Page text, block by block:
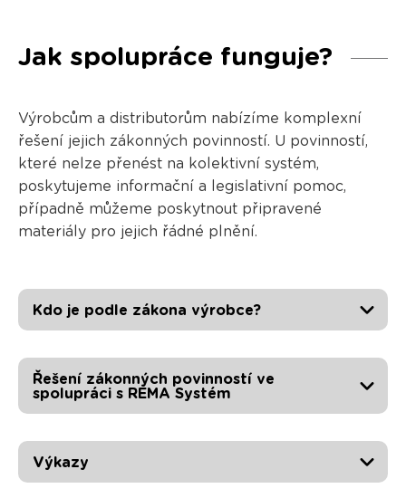
Jak spolupráce funguje?
Výrobcům a distributorům nabízíme komplexní
řešení jejich zákonných povinností. U povinností,
které nelze přenést na kolektivní systém,
poskytujeme informační a legislativní pomoc,
případně můžeme poskytnout připravené
materiály pro jejich řádné plnění.
Kdo je podle zákona výrobce?
Řešení zákonných povinností ve
spolupráci s REMA Systém
Výkazy